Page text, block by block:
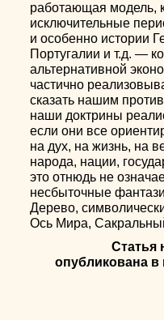
работающая модель,
исключительные
и особенно истории
Португалии и т.д. —
альтернативной
частично
сказать нашим
наши доктрины
если они все
на дух, на жизнь, на
народа, нации,
это отнюдь не
несбыточные
Дерево,
Ось Мира,
Статья
опубликована в